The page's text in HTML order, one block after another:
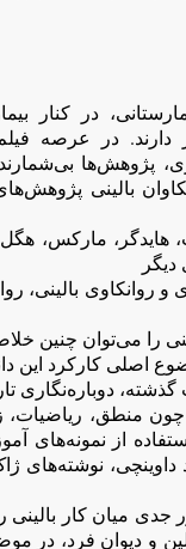
در
در عرصه فیلم
پژوهش‌ها
بالینی
هایدگر، مارکس،
بالینی،
را می‌توان چنین
اصلی کارکرد این
دوباره‌نگاری
چون منطق،
از نمونه‌های
نوشته‌های
جدی میان کار
و دیوان فرد، در